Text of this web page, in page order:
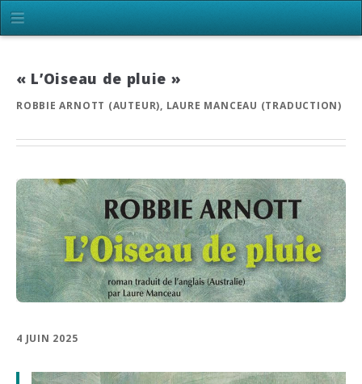
« L’Oiseau de pluie »
ROBBIE ARNOTT (AUTEUR), LAURE MANCEAU (TRADUCTION)
4 JUIN 2025